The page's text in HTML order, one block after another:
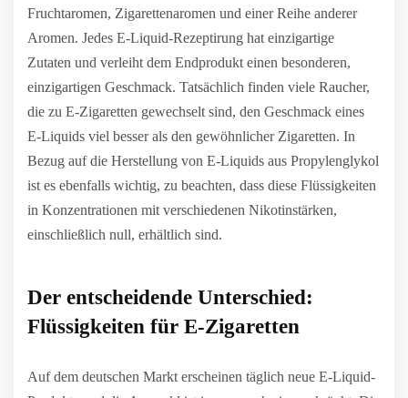
Fruchtaromen, Zigarettenaromen und einer Reihe anderer
Aromen. Jedes E-Liquid-Rezeptirung hat einzigartige
Zutaten und verleiht dem Endprodukt einen besonderen,
einzigartigen Geschmack. Tatsächlich finden viele Raucher,
die zu E-Zigaretten gewechselt sind, den Geschmack eines
E-Liquids viel besser als den gewöhnlicher Zigaretten. In
Bezug auf die Herstellung von E-Liquids aus Propylenglykol
ist es ebenfalls wichtig, zu beachten, dass diese Flüssigkeiten
in Konzentrationen mit verschiedenen Nikotinstärken,
einschließlich null, erhältlich sind.
Der entscheidende Unterschied:
Flüssigkeiten für E-Zigaretten
Auf dem deutschen Markt erscheinen täglich neue E-Liquid-